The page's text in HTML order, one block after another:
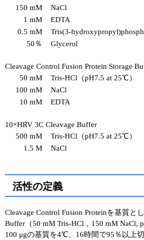
150 mM
NaCl
1 mM
EDTA
0.5 mM
Tris(3-
50％
Glycerol
Cleavage Control Fusion Protein Storage
50 mM
Tris-HCl（pH7.5 at 25℃）
100 mM
NaCl
10 mM
EDTA
10×HRV 3C Cleavage Buffer
500 mM
Tris-HCl（pH7.5 at 25℃）
1.5 M
NaCl
活性の定義
Cleavage Control Fusion Proteinを基質と
Buffer（50 mM Tris-HCl，150 mM NaCl,
100 μgの基質を4℃、16時間で95％以上